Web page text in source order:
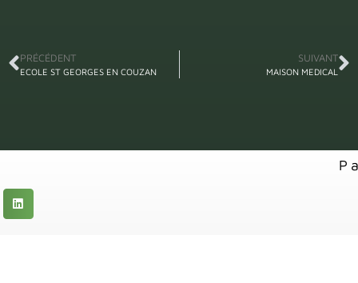
PRÉCÉDENT
ECOLE ST GEORGES EN COUZAN
SUIVANT
MAISON MEDICAL